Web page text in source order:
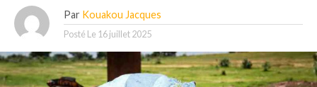
Par Kouakou Jacques
Posté Le 16 juillet 2025